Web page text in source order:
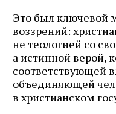
Это был ключевой
воззрений:
не теологией со
а истинной верой,
соответствующей
объединяющей
в христианском